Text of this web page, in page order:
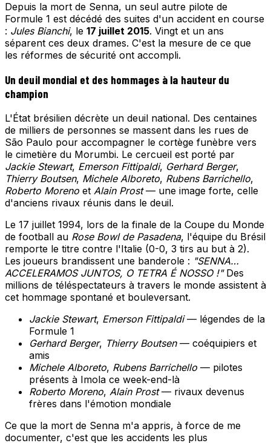
Depuis la mort de Senna, un seul autre pilote de
Formule 1 est décédé des suites d'un accident en course
: Jules Bianchi, le 17 juillet 2015. Vingt et un ans
séparent ces deux drames. C'est la mesure de ce que
les réformes de sécurité ont accompli.
Un deuil mondial et des hommages à la hauteur du
champion
L'État brésilien décrète un deuil national. Des centaines
de milliers de personnes se massent dans les rues de
São Paulo pour accompagner le cortège funèbre vers
le cimetière du Morumbi. Le cercueil est porté par
Jackie Stewart, Emerson Fittipaldi, Gerhard Berger,
Thierry Boutsen, Michele Alboreto, Rubens Barrichello,
Roberto Moreno et Alain Prost— une image forte, celle
d'anciens rivaux réunis dans le deuil.
Le 17 juillet 1994, lors de la finale de la Coupe du Monde
de football au Rose Bowl de Pasadena, l'équipe du Brésil
remporte le titre contre l'Italie (0-0, 3 tirs au but à 2).
Les joueurs brandissent une banderole : "SENNA…
ACCELERAMOS JUNTOS, O TETRA É NOSSO !"Des
millions de téléspectateurs à travers le monde assistent à
cet hommage spontané et bouleversant.
Jackie Stewart, Emerson Fittipaldi— légendes de la
Formule 1
Gerhard Berger, Thierry Boutsen— coéquipiers et
amis
Michele Alboreto, Rubens Barrichello — pilotes
présents à Imola ce week-end-là
Roberto Moreno, Alain Prost— rivaux devenus
frères dans l'émotion mondiale
Ce que la mort de Senna m'a appris, à force de me
documenter, c'est que les accidents les plus